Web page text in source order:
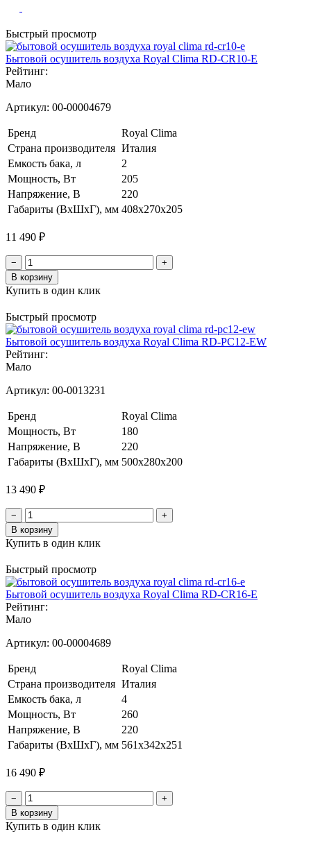
Быстрый просмотр
Бытовой осушитель воздуха Royal Clima RD-CR10-E
Рейтинг:
Мало
Артикул: 00-00004679
Бренд
Royal Clima
Страна производителя Италия
Емкость бака, л
2
Мощность, Вт
205
Напряжение, В
220
Габариты (ВхШхГ), мм 408х270x205
11 490 ₽
−
+
В корзину
Купить в один клик
Быстрый просмотр
Бытовой осушитель воздуха Royal Clima RD-PC12-EW
Рейтинг:
Мало
Артикул: 00-0013231
Бренд
Royal Clima
Мощность, Вт
180
Напряжение, В
220
Габариты (ВхШхГ), мм 500x280x200
13 490 ₽
−
+
В корзину
Купить в один клик
Быстрый просмотр
Бытовой осушитель воздуха Royal Clima RD-CR16-E
Рейтинг:
Мало
Артикул: 00-00004689
Бренд
Royal Clima
Страна производителя Италия
Емкость бака, л
4
Мощность, Вт
260
Напряжение, В
220
Габариты (ВхШхГ), мм 561x342x251
16 490 ₽
−
+
В корзину
Купить в один клик